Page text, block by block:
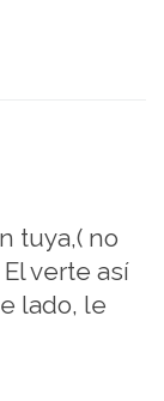
tuya,( no
verte así
lado, le